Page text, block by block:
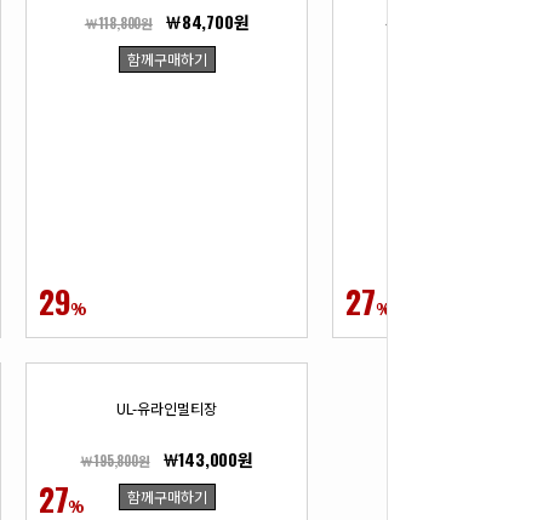
29%
￦118,800원 ￦84,700원
함께구매하기
27%
￦277,200원
27%
UL-유라인멀티장
￦195,800원 ￦143,000원
함께구매하기